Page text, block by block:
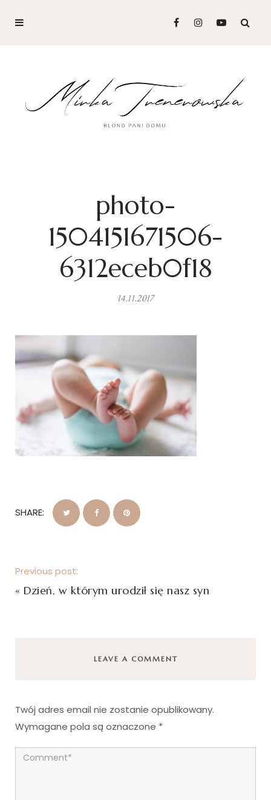
photo-
1504151671506-
6312eceb0f18
14.11.2017
SHARE:
Previous post:
« Dzień, w którym urodził się nasz syn
LEAVE A COMMENT
Twój adres email nie zostanie opublikowany.
Wymagane pola są oznaczone *